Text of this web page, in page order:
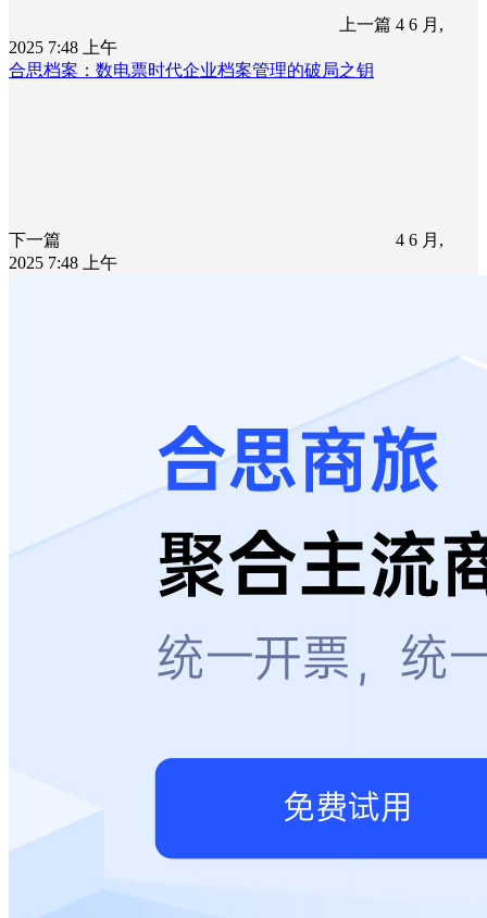
上一篇 4 6 月,
2025 7:48 上午
合思档案：数电票时代企业档案管理的破局之钥
下一篇
4 6 月,
2025 7:48 上午